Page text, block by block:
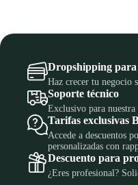
Dropshipping para
Haz crecer tu negocio
Soporte técnico
Exclusivo para
Tarifas exclusivas
Accede a descuentos
personalizadas con
Descuento para
¿Eres profesional?